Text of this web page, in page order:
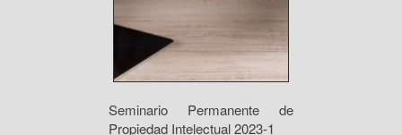
Seminario Permanente de
Propiedad Intelectual 2023-1